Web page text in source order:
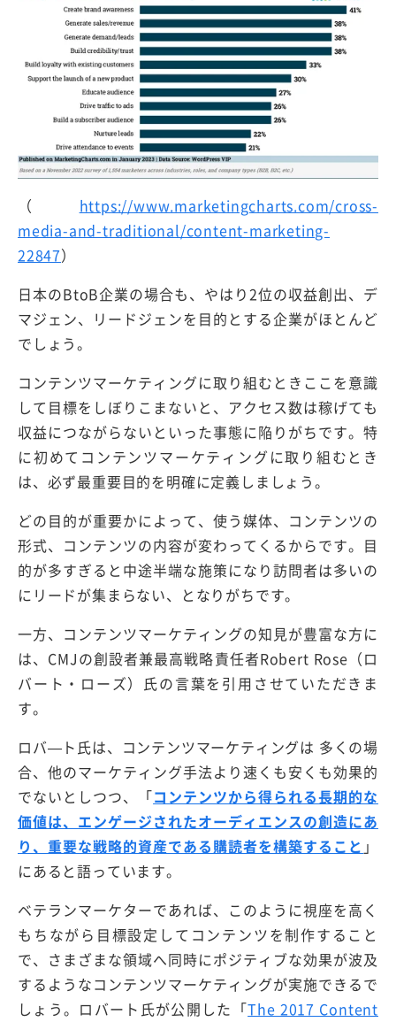
（ https://www.marketingcharts.com/cross-
media-and-traditional/content-marketing-
22847）
日本のBtoB企業の場合も、やはり2位の収益創出、デ
マジェン、リードジェンを目的とする企業がほとんど
でしょう。
コンテンツマーケティングに取り組むときここを意識
して目標をしぼりこまないと、アクセス数は稼げても
収益につながらないといった事態に陥りがちです。特
に初めてコンテンツマーケティングに取り組むとき
は、必ず最重要目的を明確に定義しましょう。
どの目的が重要かによって、使う媒体、コンテンツの
形式、コンテンツの内容が変わってくるからです。目
的が多すぎると中途半端な施策になり訪問者は多いの
にリードが集まらない、となりがちです。
一方、コンテンツマーケティングの知見が豊富な方に
は、CMJの創設者兼最高戦略責任者Robert Rose（ロ
バート・ローズ）氏の言葉を引用させていただきま
す。
ロバ—ト氏は、コンテンツマーケティングは 多くの場
合、他のマーケティング手法より速くも安くも効果的
でないとしつつ、「コンテンツから得られる長期的な
価値は、エンゲージされたオーディエンスの創造にあ
り、重要な戦略的資産である購読者を構築すること 」
にあると語っています。
ベテランマーケターであれば、このように視座を高く
もちながら目標設定してコンテンツを制作すること
で、さまざまな領域へ同時にポジティブな効果が波及
するようなコンテンツマーケティングが実施できるで
しょう。ロバート氏が公開した「The 2017 Content